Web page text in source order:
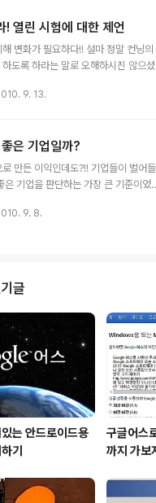
! 열린 시험에 대한 제언
변화가 필요하다!! 설마 정말 컨닝의
도록 하라는 말로 오해하시진 않으셨
말씀을 드립니다. -그러나 실질적으로
보면 예전 보단 나아진 것도 같기도 합
르겠지만- 무엇을 목적으로 하는가에
외우기 잘하는 것을 목적으로 하는지 아
금만 생각해보면 답이 나오리라 생각
9. 13.
은 기업일까?
만든 이익인데도?!! 기업들이 벌어들
은 기업을 판단하는 가장 큰 기준이었
바라보는 우리들의 생각도 이젠 변화되
자라는 측면에서는 더더욱- 과연 부가
은 이익을 창출하는 것이 궁극적인 기업
할까요? 가끔 들려오는 몇몇 기업들의
표들을 듣고 있자면 때때로 어떻게 저
를 생각하게 됩니다. -실제 그기업들이
이만큼 남는다고 하..
9. 8.
글
는 안드로이드용
기
구글어스
까지 가보